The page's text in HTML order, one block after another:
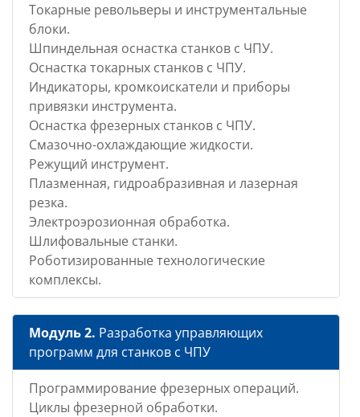
Токарные револьверы и инструментальные
блоки.
Шпиндельная оснастка станков с ЧПУ.
Оснастка токарных станков с ЧПУ.
Индикаторы, кромкоискатели и приборы
привязки инструмента.
Оснастка фрезерных станков с ЧПУ.
Смазочно-охлаждающие жидкости.
Режущий инструмент.
Плазменная, гидроабразивная и лазерная
резка.
Электроэрозионная обработка.
Шлифовальные станки.
Роботизированные технологические
комплексы.
Модуль 2. Разработка управляющих
программ для станков с ЧПУ
Программирование фрезерных операций.
Циклы фрезерной обработки.